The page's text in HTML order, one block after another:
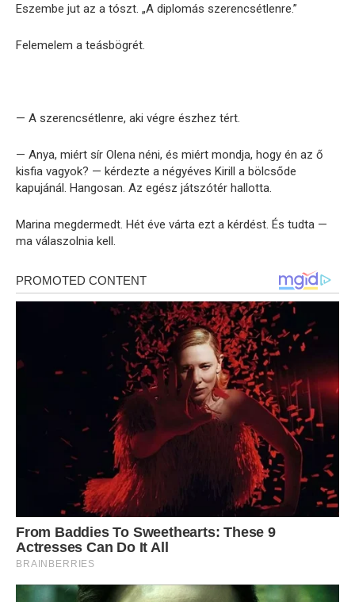
Eszembe jut az a tószt. „A diplomás szerencsétlenre.”
Felemelem a teásbögrét.
— A szerencsétlenre, aki végre észhez tért.
— Anya, miért sír Olena néni, és miért mondja, hogy én az ő
kisfia vagyok? — kérdezte a négyéves Kirill a bölcsőde
kapujánál. Hangosan. Az egész játszótér hallotta.
Marina megdermedt. Hét éve várta ezt a kérdést. És tudta —
ma válaszolnia kell.